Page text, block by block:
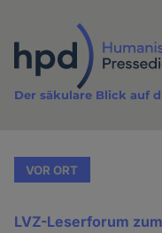
Inhalt
Der säkulare Blick auf
VOR ORT
LVZ-Leserforum